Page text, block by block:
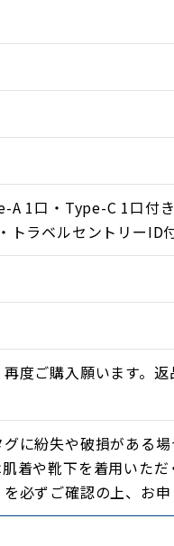
高い次元で融合させて
バーをTravel Sentry
A 1口・Type-C 1口付
トラベルセントリーID
度ご購入願います。
に紛失や破損がある
着や靴下を着用いた
必ずご確認の上、お申